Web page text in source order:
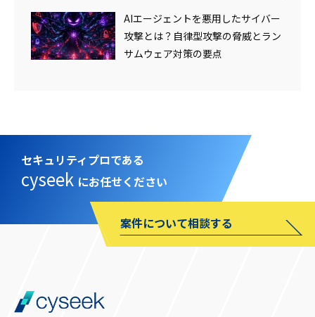
AIエージェントを悪用したサイバー
攻撃とは？自律型攻撃の脅威とラン
サムウェア対策の要点
セキュリティプロである
cyseek にお任せください
案件について相談する